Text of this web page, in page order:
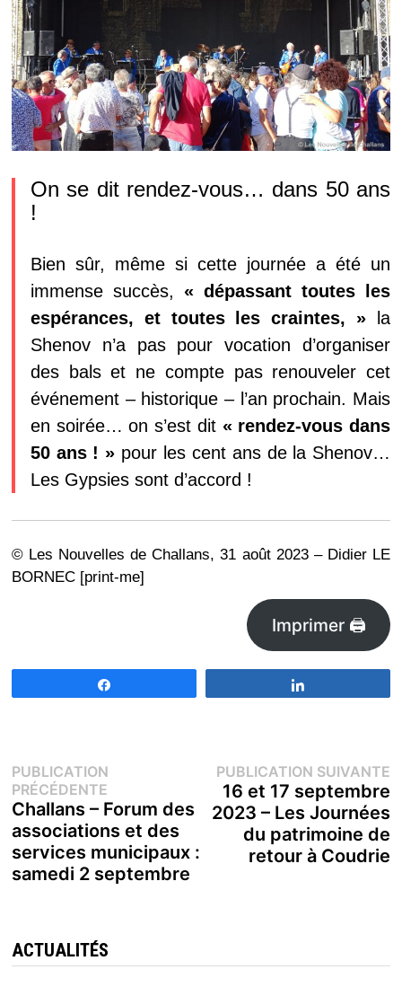
On se dit rendez-vous… dans 50 ans
!
Bien sûr, même si cette journée a été un
immense succès, « dépassant toutes les
espérances, et toutes les craintes, » la
Shenov n’a pas pour vocation d’organiser
des bals et ne compte pas renouveler cet
événement – historique – l’an prochain. Mais
en soirée… on s’est dit « rendez-vous dans
50 ans ! » pour les cent ans de la Shenov…
Les Gypsies sont d’accord !
© Les Nouvelles de Challans, 31 août 2023 – Didier LE
BORNEC [print-me]
Imprimer 🖨
Navigation
de
l’article
PUBLICATION
PRÉCÉDENTEPublication
précédente :
Challans – Forum des
associations et des
services municipaux :
samedi 2 septembre
PUBLICATION SUIVANTE
16 et 17 septembre
2023 – Les Journées
du patrimoine de
retour à Coudrie
ACTUALITÉS